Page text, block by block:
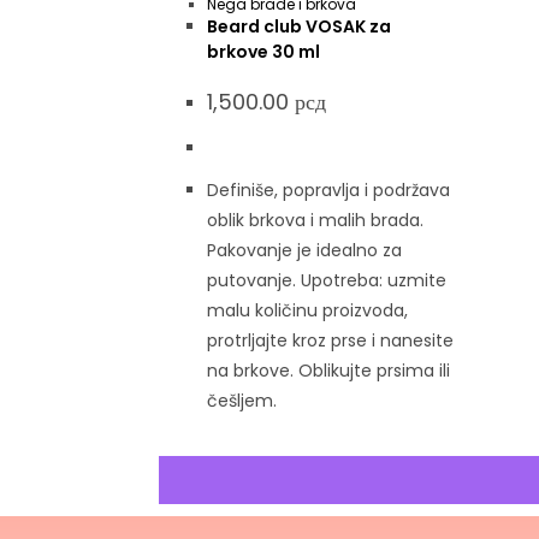
Nega brade i brkova
Beard club VOSAK za
brkove 30 ml
1,500.00 рсд
Definiše, popravlja i podržava
oblik brkova i malih brada.
Pakovanje je idealno za
putovanje. Upotreba: uzmite
malu količinu proizvoda,
protrljajte kroz prse i nanesite
na brkove. Oblikujte prsima ili
češljem.